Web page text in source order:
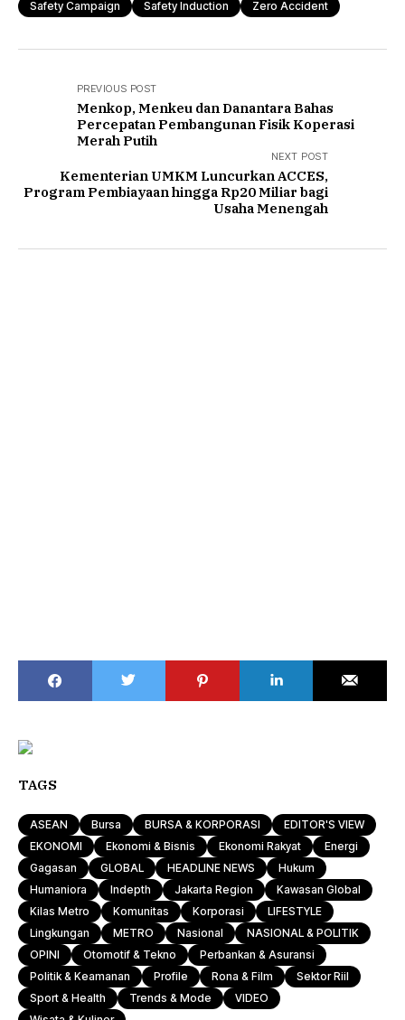
Safety Campaign
Safety Induction Zero Accident
PREVIOUS POST
Menkop, Menkeu dan Danantara Bahas
Percepatan Pembangunan Fisik Koperasi
Merah Putih
NEXT POST
Kementerian UMKM Luncurkan ACCES,
Program Pembiayaan hingga Rp20 Miliar bagi
Usaha Menengah
TAGS
ASEAN Bursa BURSA & KORPORASI
EDITOR'S VIEW
EKONOMI
Ekonomi & Bisnis Ekonomi Rakyat
Energi
Gagasan
GLOBAL HEADLINE NEWS
Hukum
Humaniora
Indepth Jakarta Region
Kawasan Global
Kilas Metro
Komunitas Korporasi
LIFESTYLE
Lingkungan
METRO Nasional
NASIONAL & POLITIK
OPINI
Otomotif & Tekno
Perbankan & Asuransi
Politik & Keamanan
Profile Rona & Film
Sektor Riil
Sport & Health
Trends & Mode
VIDEO